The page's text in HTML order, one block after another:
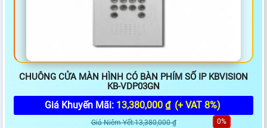
CHUÔNG CỬA MÀN HÌNH CÓ BÀN PHÍM SỐ IP KBVISION
KB-VDP03GN
Giá Khuyến Mãi: 13,380,000 ₫ (+ VAT 8%)
Giá Niêm Yết:13,380,000 ₫ 0%